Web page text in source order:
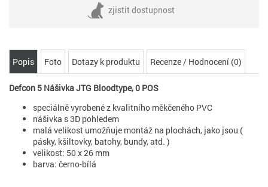
zjistit dostupnost
Popis Foto Dotazy k produktu Recenze / Hodnocení (0)
Defcon 5 Nášivka JTG Bloodtype, 0 POS
speciálněvyrobenéz kvalitního měkčeného PVC
nášivka s 3D pohledem
malá velikost umožňuje montáž na plochách, jako jsou (
pásky, kšiltovky, batohy, bundy,atd. )
velikost: 50 x 26 mm
barva: černo-bílá